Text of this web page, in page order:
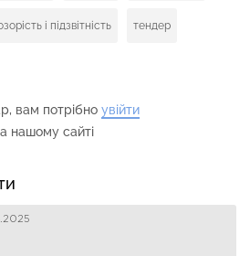
і підзвітність тендер
вам потрібно увійти
нашому сайті